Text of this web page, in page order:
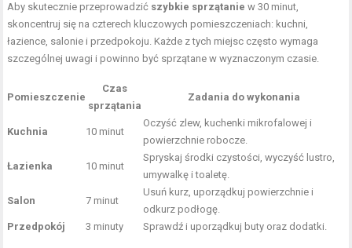
Aby skutecznie przeprowadzić szybkie sprzątanie w 30 minut,
skoncentruj się na czterech kluczowych pomieszczeniach: kuchni,
łazience, salonie i przedpokoju. Każde z tych miejsc często wymaga
szczególnej uwagi i powinno być sprzątane w wyznaczonym czasie.
Pomieszczenie
Czas
sprzątania
Zadania do wykonania
Kuchnia 10 minut
Oczyść zlew, kuchenki mikrofalowej i
powierzchnie robocze.
Łazienka 10 minut
Spryskaj środki czystości, wyczyść lustro,
umywalkę i toaletę.
Salon 7 minut
Usuń kurz, uporządkuj powierzchnie i
odkurz podłogę.
Przedpokój
3 minuty Sprawdź i uporządkuj buty oraz dodatki.